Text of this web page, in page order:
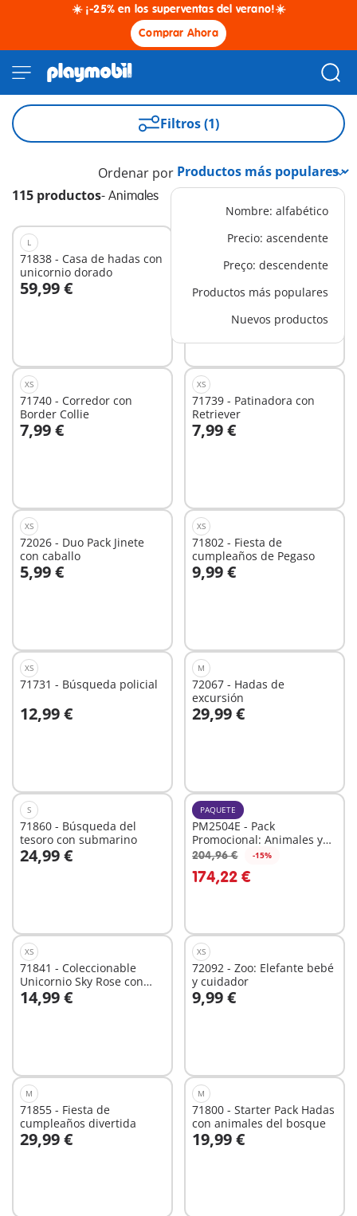
☀️ ¡-25% en los superventas del verano!☀️
Comprar Ahora
Filtros (1)
115 productos- Animales
Ordenar por
Nombre: alfabético
Precio: ascendente
Preço: descendente
Productos más populares
Nuevos productos
L
71838 - Casa de hadas con
unicornio dorado
59,99 €
A la cesta
71747 - Peluquería canina
12,99 €
A la cesta
XS
71740 - Corredor con
Border Collie
7,99 €
A la cesta
XS
71739 - Patinadora con
Retriever
7,99 €
A la cesta
XS
72026 - Duo Pack Jinete
con caballo
5,99 €
A la cesta
XS
71802 - Fiesta de
cumpleaños de Pegaso
9,99 €
A la cesta
XS
71731 - Búsqueda policial
12,99 €
A la cesta
M
72067 - Hadas de
excursión
29,99 €
A la cesta
S
71860 - Búsqueda del
tesoro con submarino
24,99 €
A la cesta
PAQUETE
PM2504E - Pack
Promocional: Animales y
amigos
204,96 € -15%
174,22 €
A la cesta
XS
71841 - Coleccionable
Unicornio Sky Rose con
hada
14,99 €
A la cesta
XS
72092 - Zoo: Elefante bebé
y cuidador
9,99 €
A la cesta
M
71855 - Fiesta de
cumpleaños divertida
29,99 €
A la cesta
M
71800 - Starter Pack Hadas
con animales del bosque
19,99 €
A la cesta